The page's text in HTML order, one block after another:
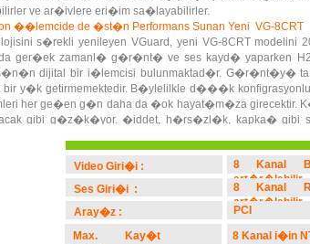
Video Giri�i :
8 Kanal
art�r�labilir.
8 Kanal
art�r�labilir.
Ses Giri�i :
PCI
8 Kanal i�in
Aray�z :
Max. Kay�t
ve ar�ivlere eri�im sa�layabilirler.
��lemcide de �st�n Performans Sunan Yeni VG-8CRT
s�rekli yenileyen VGuard, yeni VG-8CRT
ger�ek zamanl� g�r�nt� ve ses kayd� yaparken
dijital bir i�lemcisi bulunmaktad�r. G�r�nt�y�
bir y�k getirmemektedir. B�ylelilkle d���k
her ge�en g�n daha da �ok hayat�m�za girecektir.
gibi g�z�k�yor. �iddet, h�rs�zl�k, kapka� gibi